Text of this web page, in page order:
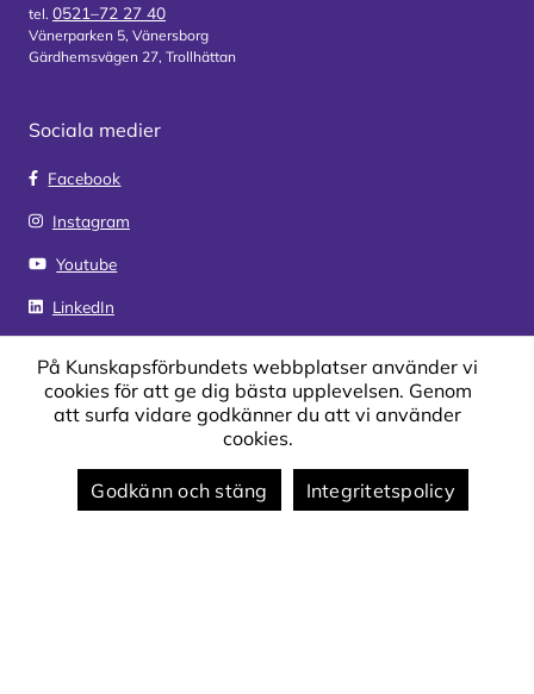
tel. 0521–72 27 40
Vänerparken 5, Vänersborg
Gärdhemsvägen 27, Trollhättan
Sociala medier
Facebook
Instagram
Youtube
LinkedIn
Genvägar
Kontakta oss
Sjukanmälan och vård av barn
Schema
På Kunskapsförbundets webbplatser använder vi
cookies för att ge dig bästa upplevelsen. Genom
att surfa vidare godkänner du att vi använder
cookies.
Godkänn och stäng Integritetspolicy